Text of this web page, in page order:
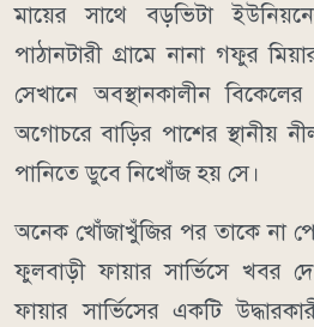
মায়ের সাথে বড়ভিটা
পাঠানটারী গ্রামে নানা গফুর
সেখানে অবস্থানকালীন
অগোচরে বাড়ির পাশের স্থানীয়
পানিতে ডুবে নিখোঁজ হয় সে।
অনেক খোঁজাখুঁজির পর তাকে না
ফুলবাড়ী ফায়ার সার্ভিসে খবর
ফায়ার সার্ভিসের একটি